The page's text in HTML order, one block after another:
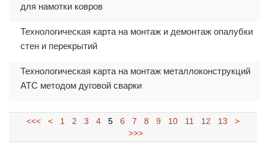
для намотки ковров
Технологическая карта на монтаж и демонтаж опалубки
стен и перекрытий
Технологическая карта на монтаж металлоконструкций
АТС методом дуговой сварки
<<< < 1 2 3 4 5 6 7 8 9 10 11 12 13
>
>>>